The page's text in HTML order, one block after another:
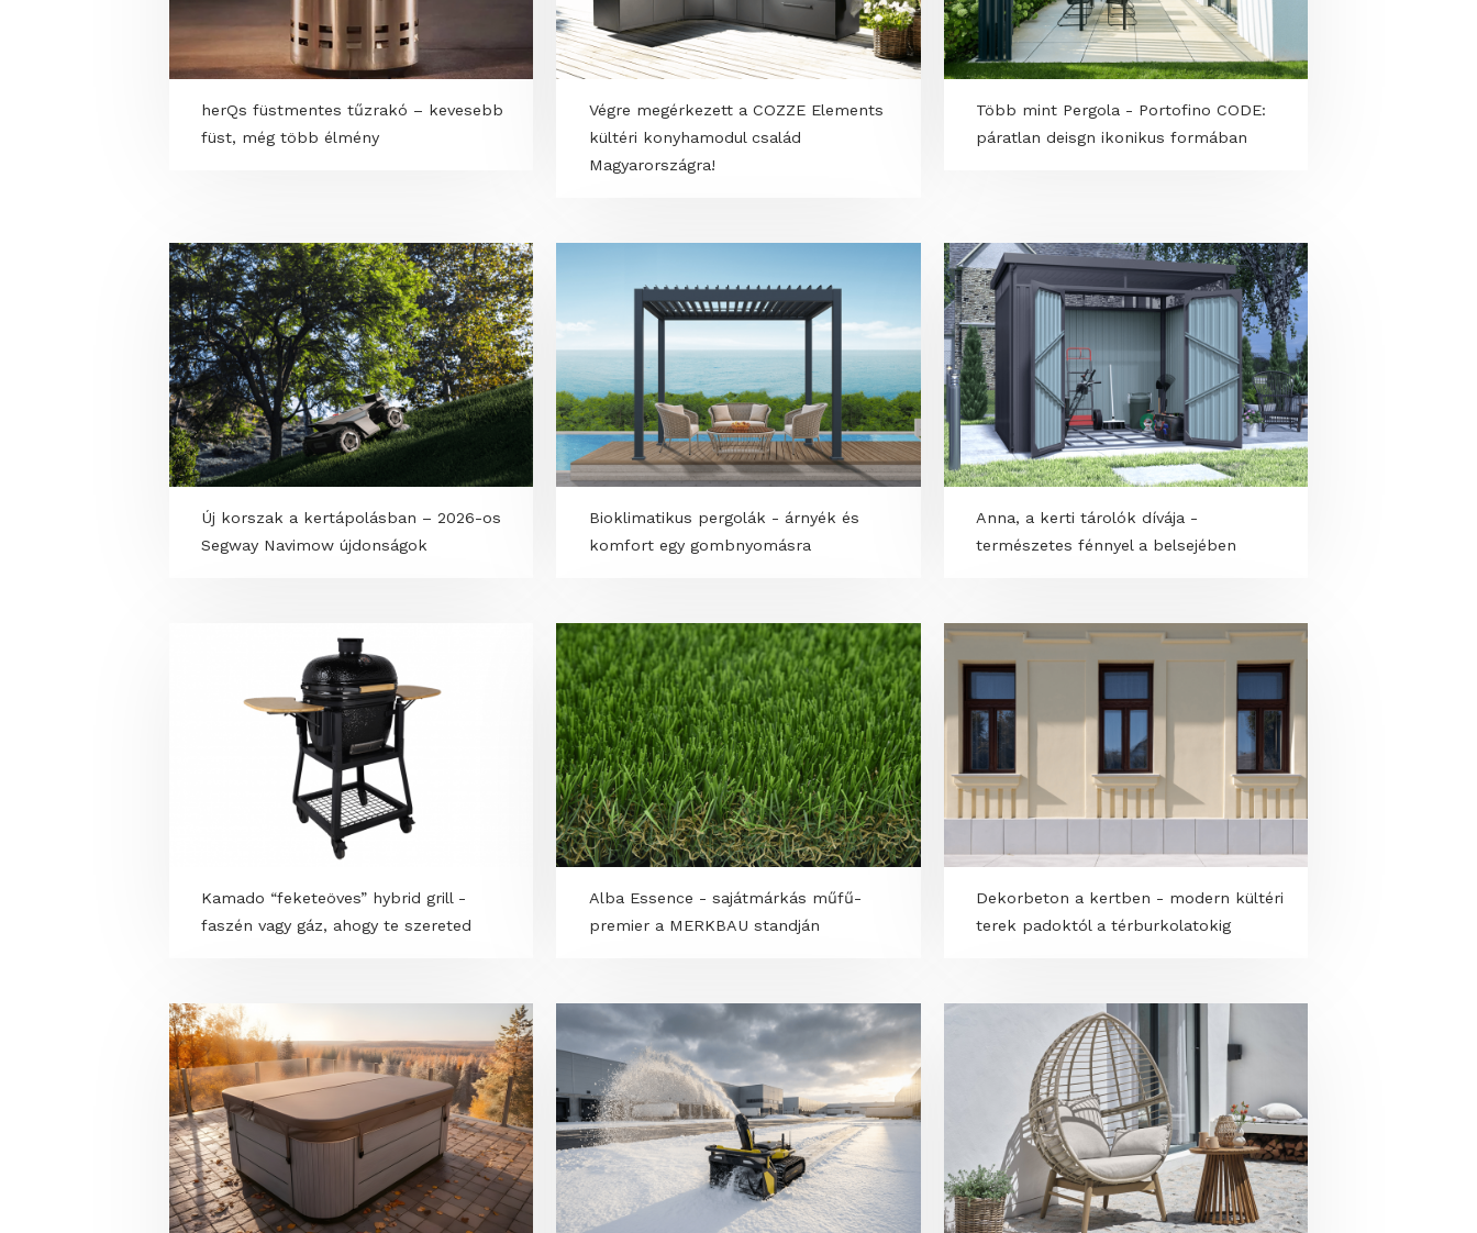
herQs füstmentes tűzrakó – kevesebb
füst, még több élmény
Végre megérkezett a COZZE Elements
kültéri konyhamodul család
Magyarországra!
Több mint Pergola - Portofino CODE:
páratlan deisgn ikonikus formában
Új korszak a kertápolásban – 2026-os
Segway Navimow újdonságok
Bioklimatikus pergolák - árnyék és
komfort egy gombnyomásra
Anna, a kerti tárolók dívája -
természetes fénnyel a belsejében
Kamado “feketeöves” hybrid grill -
faszén vagy gáz, ahogy te szereted
Alba Essence - sajátmárkás műfű-
premier a MERKBAU standján
Dekorbeton a kertben - modern kültéri
terek padoktól a térburkolatokig